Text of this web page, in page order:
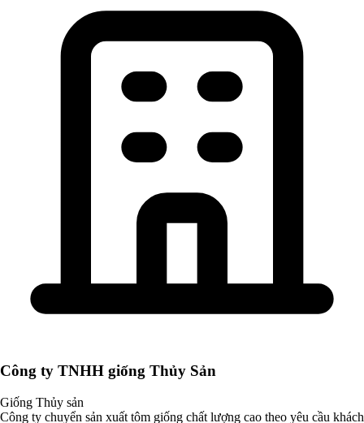
Công ty TNHH giống Thủy Sản
Giống Thủy sản
Công ty chuyển sản xuất tôm giống chất lượng cao theo yêu cầu khách